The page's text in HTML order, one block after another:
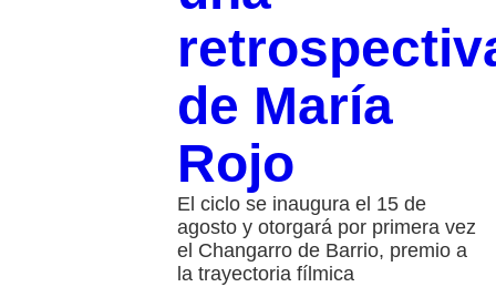
de María
Rojo
El ciclo se inaugura el 15 de
agosto y otorgará por primera vez
el Changarro de Barrio, premio a
la trayectoria fílmica